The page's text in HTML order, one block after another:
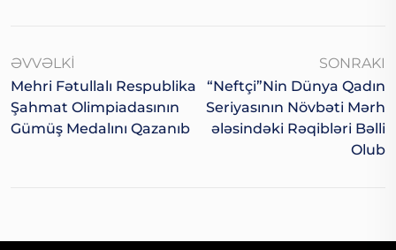
ƏVVƏLKI
Mehri Fətullalı Respublika
Şahmat Olimpiadasının
Gümüş Medalını Qazanıb
SONRAKI
“Neftçi”nin Dünya Qadın
Seriyasının Növbəti Mərh
Ələsindəki Rəqibləri Bəlli
Olub